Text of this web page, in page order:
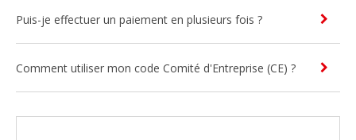
Puis-je effectuer un paiement en plusieurs fois ?
Comment utiliser mon code Comité d'Entreprise (CE) ?